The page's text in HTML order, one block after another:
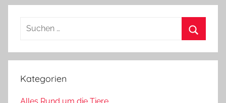
Suchen
Kategorien